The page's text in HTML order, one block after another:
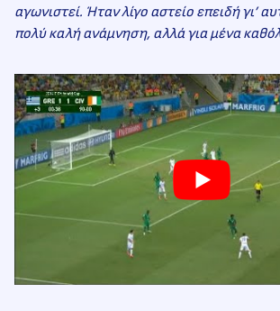
αγωνιστεί. Ήταν λίγο αστείο επειδή γι’
πολύ καλή ανάμνηση, αλλά για μένα